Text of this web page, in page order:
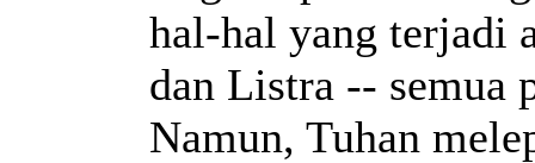
hal-hal yang terjadi
dan Listra -- semua
Namun, Tuhan